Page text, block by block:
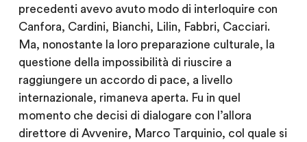
precedenti avevo avuto modo di interloquire con
Canfora, Cardini, Bianchi, Lilin, Fabbri, Cacciari.
Ma, nonostante la loro preparazione culturale, la
questione della impossibilità di riuscire a
raggiungere un accordo di pace, a livello
internazionale, rimaneva aperta. Fu in quel
momento che decisi di dialogare con l’allora
direttore di Avvenire, Marco Tarquinio, col quale si